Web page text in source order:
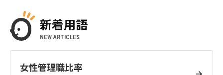
新着用語
NEW ARTICLES
女性管理職比率